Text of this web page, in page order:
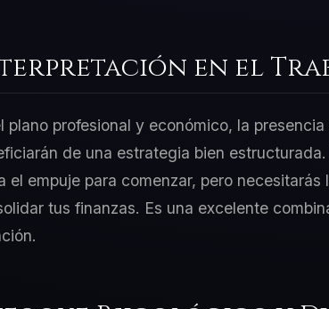
en el
plano profesional y económico, la
de una estrategia bien
el empuje para comenzar, pero
tus finanzas. Es una excelente